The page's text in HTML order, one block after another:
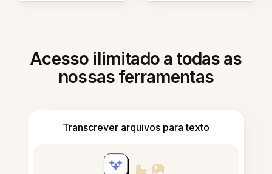
Acesso ilimitado a todas as
nossas ferramentas
Transcrever arquivos para texto